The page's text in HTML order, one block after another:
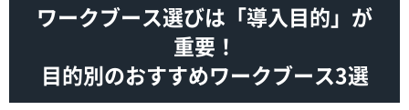
ワークブース選びは「導入目的」が
重要！
目的別のおすすめワークブース3選